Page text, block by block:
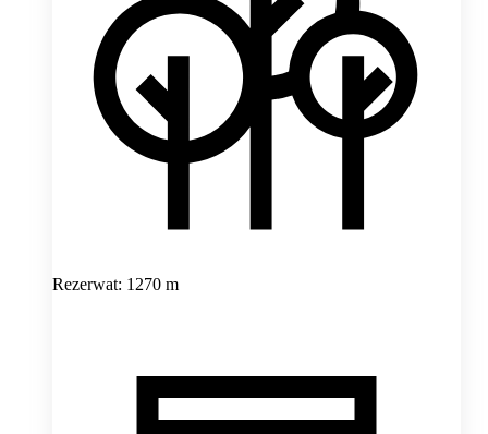
Rezerwat: 1270 m